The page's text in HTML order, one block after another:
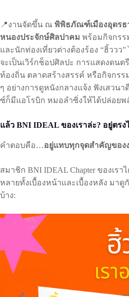
📍งานจัดขึ้น ณ พิพิธภัณฑ์เมืองอุดรธ
หนองประจักษ์ศิลปาคม พร้อมกิจกร
และนักท่องเที่ยวต่างต้องร้อง “ฮิ้ววว
จะเป็นเวิร์กช็อปศิลปะ การแสดงดน
ท้องถิ่น ตลาดสร้างสรรค์ หรือกิจกร
ๆ อย่างการดูหนังกลางแจ้ง ฟังเสวน
ซ์ก็มีแอโรบิก หมอลำซิ่งให้ได้ปล่อยพ
แล้ว BNI IDEAL ของเราล่ะ? อยู่ตร
คำตอบคือ…อยู่แทบทุกจุดสำคัญของ
สมาชิก BNI IDEAL Chapter ของเร
หลายทั้งเบื้องหน้าและเบื้องหลัง มาดู
บ้าง: